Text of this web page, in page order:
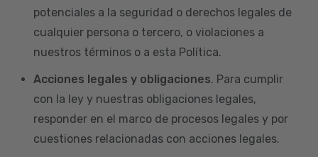
potenciales a la seguridad o derechos legales de
cualquier persona o tercero, o violaciones a
nuestros términos o a esta Política.
Acciones legales y obligaciones. Para cumplir
con la ley y nuestras obligaciones legales,
responder en el marco de procesos legales y por
cuestiones relacionadas con acciones legales.